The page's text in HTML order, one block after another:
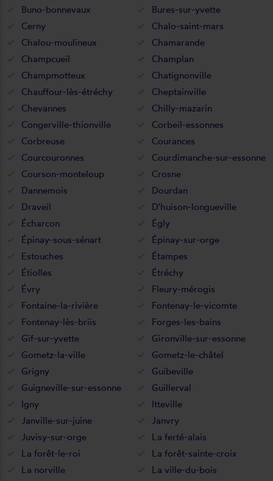
Buno-bonnevaux
Bures-sur-yvette
Cerny
Chalo-saint-mars
Chalou-moulineux
Chamarande
Champcueil
Champlan
Champmotteux
Chatignonville
Chauffour-lès-étréchy
Cheptainville
Chevannes
Chilly-mazarin
Congerville-thionville
Corbeil-essonnes
Corbreuse
Courances
Courcouronnes
Courdimanche-sur-essonne
Courson-monteloup
Crosne
Dannemois
Dourdan
Draveil
D'huison-longueville
Écharcon
Égly
Épinay-sous-sénart
Épinay-sur-orge
Estouches
Étampes
Étiolles
Étréchy
Évry
Fleury-mérogis
Fontaine-la-rivière
Fontenay-le-vicomte
Fontenay-lès-briis
Forges-les-bains
Gif-sur-yvette
Gironville-sur-essonne
Gometz-la-ville
Gometz-le-châtel
Grigny
Guibeville
Guigneville-sur-essonne
Guillerval
Igny
Itteville
Janville-sur-juine
Janvry
Juvisy-sur-orge
La ferté-alais
La forêt-le-roi
La forêt-sainte-croix
La norville
La ville-du-bois